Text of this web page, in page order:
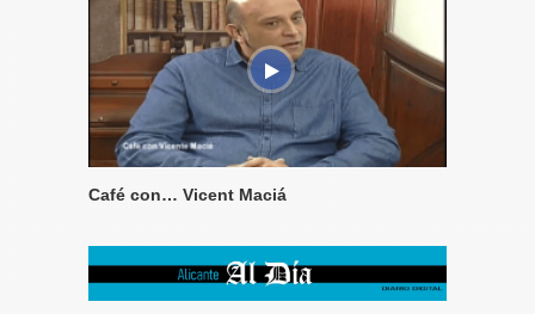
Café con… Vicent Maciá